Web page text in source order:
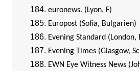
euronews. (Lyon, F)
Europost (Sofia, Bulgarien)
Evening Standard (London,
Evening Times (Glasgow,
EWN Eye Witness News